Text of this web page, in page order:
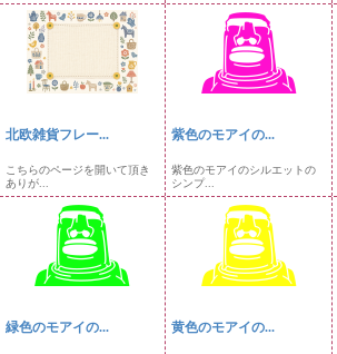
北欧雑貨フレー...
こちらのページを開いて頂き
ありが...
紫色のモアイの...
紫色のモアイのシルエットの
シンプ...
緑色のモアイの... 黄色のモアイの...